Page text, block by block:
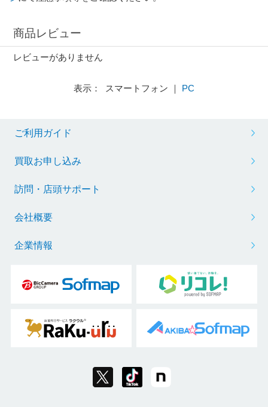
商品レビュー
レビューがありません
表示： スマートフォン ｜ PC
ご利用ガイド
買取お申し込み
訪問・店頭サポート
会社概要
企業情報